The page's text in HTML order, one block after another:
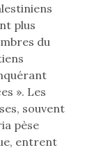
plus
du
». Les
souvent
pèse
entrent